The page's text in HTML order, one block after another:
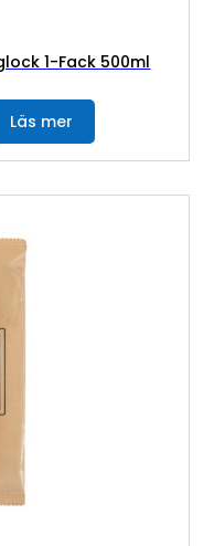
1-Fack 500ml
Läs mer